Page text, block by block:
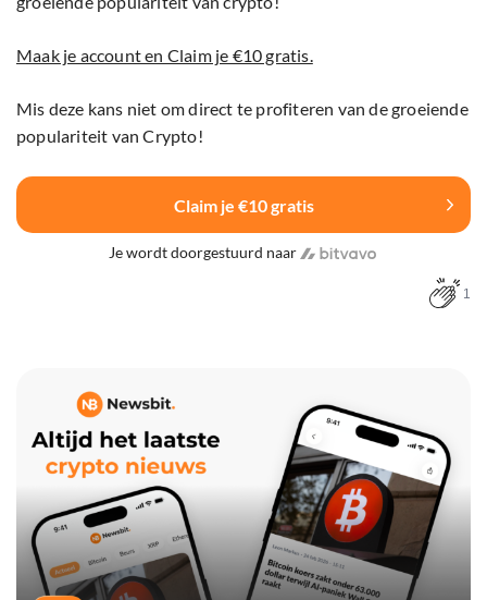
Maak je account en Claim je €10 gratis.
Mis deze kans niet om direct te profiteren van de groeiende
populariteit van Crypto!
Claim je €10 gratis
Je wordt doorgestuurd naar
1